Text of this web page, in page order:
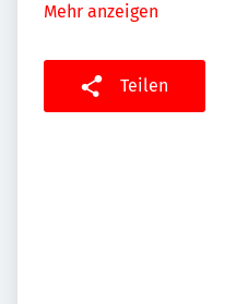
Mehr anzeigen
Teilen